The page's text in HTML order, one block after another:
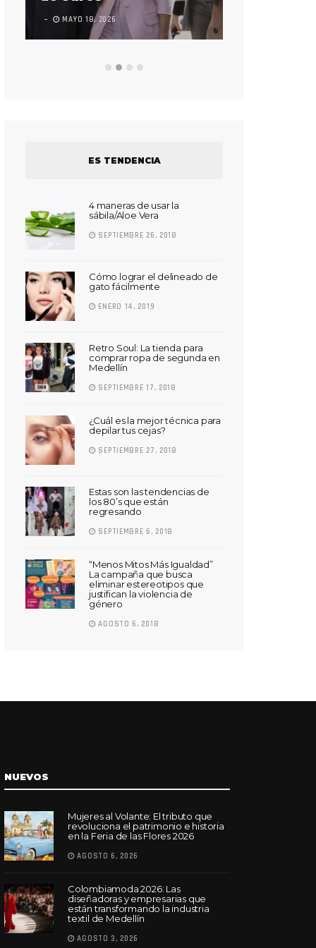
MAYO 18, 2026
ES TENDENCIA
4 maneras de usar la
sábila/Aloe Vera
SEPTIEMBRE 26, 2018
Cómo lograr el delineado de
gato fácilmente
ENERO 14, 2019
Retro Soul: La tienda para
comprar ropa de segunda en
Medellín
SEPTIEMBRE 17, 2018
¿Cuál es la mejor técnica para
depilar tus cejas?
SEPTIEMBRE 27, 2018
Estas son las tendencias de
los 80’s que están
regresando
SEPTIEMBRE 6, 2018
“Menos Mitos Más Igualdad”
La campaña que busca
eliminar estereotipos que
justifican la violencia de
género
AGOSTO 6, 2018
NUEVOS
Mujeres al Volante: El tributo que
revoluciona el patrimonio e historia
en la Feria de las Flores 2026
AGOSTO 6, 2026
Colombiamoda 2026: Las
diseñadoras y empresarias que
están transformando la industria
textil de Medellín
AGOSTO 3, 2026